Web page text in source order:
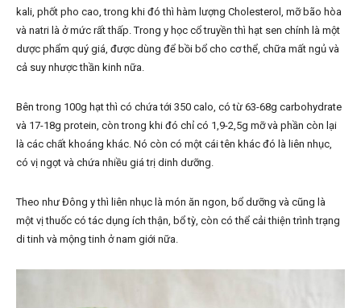
kali, phốt pho cao, trong khi đó thì hàm lượng Cholesterol, mỡ bão hòa
và natri là ở mức rất thấp. Trong y học cổ truyền thì hạt sen chính là một
dược phẩm quý giá, được dùng để bồi bổ cho cơ thể, chữa mất ngủ và
cả suy nhược thần kinh nữa.
Bên trong 100g hạt thì có chứa tới 350 calo, có từ 63-68g carbohydrate
và 17-18g protein, còn trong khi đó chỉ có 1,9-2,5g mỡ và phần còn lại
là các chất khoáng khác. Nó còn có một cái tên khác đó là liên nhục,
có vị ngọt và chứa nhiều giá trị dinh dưỡng.
Theo như Đông y thì liên nhục là món ăn ngon, bổ dưỡng và cũng là
một vị thuốc có tác dụng ích thận, bổ tỳ, còn có thể cải thiện trình trạng
di tinh và mộng tinh ở nam giới nữa.